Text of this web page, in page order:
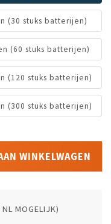
(30 stuks batterijen)
(60 stuks batterijen)
(120 stuks batterijen)
(300 stuks batterijen)
WINKELWAGEN
MOGELIJK)